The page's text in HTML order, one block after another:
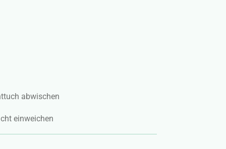
abwischen
einweichen